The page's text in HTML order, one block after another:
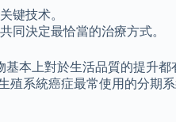
键技术。
同決定最恰當的治療方式。
本上對於生活品質的提升
殖系統癌症最常使用的分期